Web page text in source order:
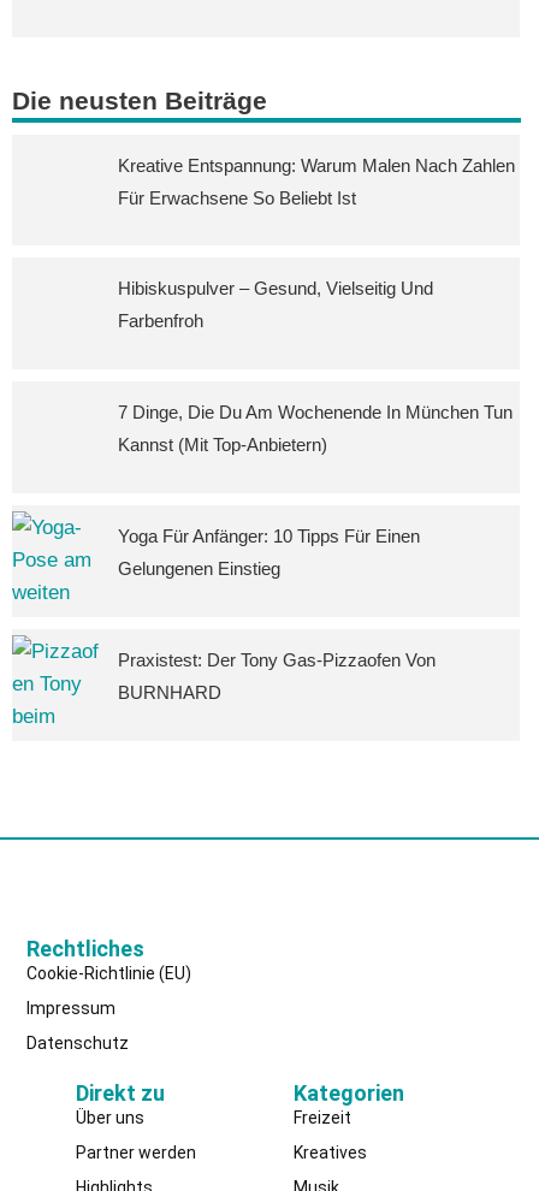
Die neusten Beiträge
Kreative Entspannung: Warum Malen Nach Zahlen
Für Erwachsene So Beliebt Ist
Hibiskuspulver – Gesund, Vielseitig Und
Farbenfroh
7 Dinge, Die Du Am Wochenende In München Tun
Kannst (mit Top-Anbietern)
Yoga Für Anfänger: 10 Tipps Für Einen
Gelungenen Einstieg
Praxistest: Der Tony Gas-Pizzaofen Von
BURNHARD
Rechtliches
Cookie-Richtlinie (EU)
Impressum
Datenschutz
Kategorien
Freizeit
Kreatives
Direkt zu
Über uns
Partner werden